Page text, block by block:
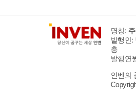
명칭:
발행인:
층
발행연
인벤의